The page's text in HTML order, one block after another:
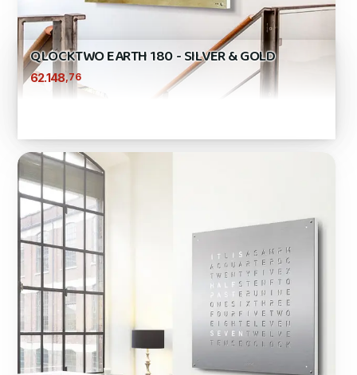
QLOCKTWO EARTH 180 - SILVER & GOLD
62.148,76